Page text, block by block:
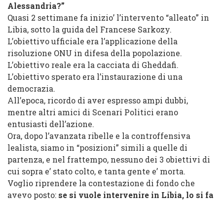
Alessandria?”
Quasi 2 settimane fa inizio’ l’intervento “alleato” in
Libia, sotto la guida del Francese Sarkozy.
L’obiettivo ufficiale era l’applicazione della
risoluzione ONU in difesa della popolazione.
L’obiettivo reale era la cacciata di Gheddafi.
L’obiettivo sperato era l’instaurazione di una
democrazia.
All’epoca, ricordo di aver espresso ampi dubbi,
mentre altri amici di Scenari Politici erano
entusiasti dell’azione.
Ora, dopo l’avanzata ribelle e la controffensiva
lealista, siamo in “posizioni” simili a quelle di
partenza, e nel frattempo, nessuno dei 3 obiettivi di
cui sopra e’ stato colto, e tanta gente e’ morta.
Voglio riprendere la contestazione di fondo che
avevo posto: se si vuole intervenire in Libia, lo si fa